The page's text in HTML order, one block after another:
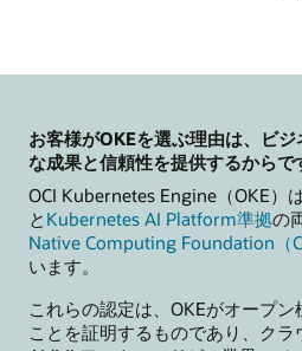
お客様がOKEを選ぶ理由は、ビ
な成果と信頼性を提供するからで
OCI Kubernetes Engine（OKE）は
と Kubernetes AI Platform準拠の
Native Computing Foundation（
います。
これらの認定は、OKEがオープ
ことを証明するものであり、ク